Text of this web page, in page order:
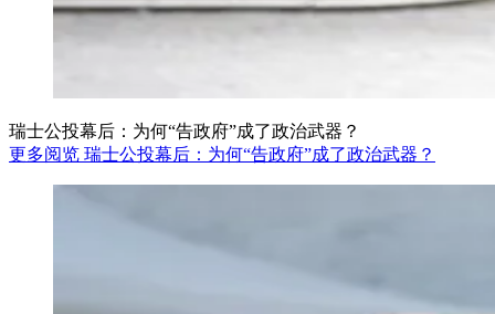
瑞士公投幕后：为何“告政府”成了政治武器？
更多阅览 瑞士公投幕后：为何“告政府”成了政治武器？